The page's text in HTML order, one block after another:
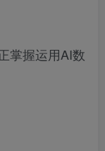
掌握运用AI数